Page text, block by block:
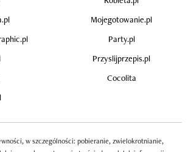
Mojegotowanie.pl
Party.pl
Przyslijprzepis.pl
Cocolita
w szczególności: pobieranie, zwielokrotnianie,